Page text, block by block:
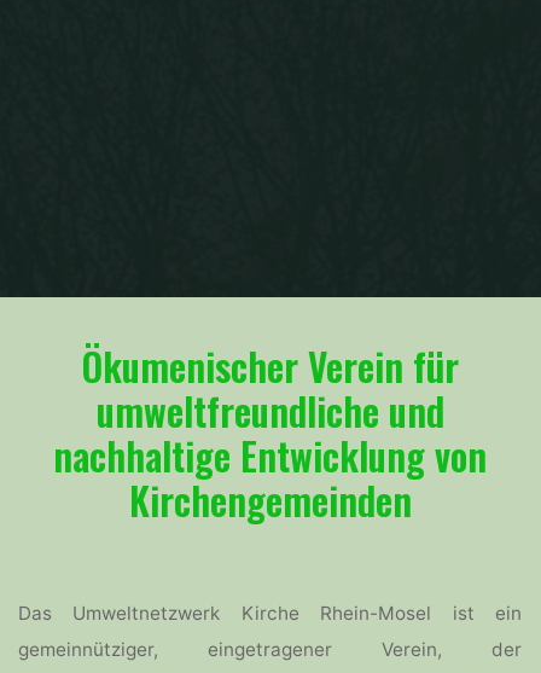
Ökumenischer Verein für
umweltfreundliche und
nachhaltige Entwicklungvon
Kirchengemeinden
Das Umweltnetzwerk Kirche Rhein-Mosel ist ein
gemeinnütziger, eingetragener Verein, der